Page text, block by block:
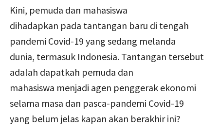
Kini, pemuda dan mahasiswa
dihadapkan pada tantangan baru di tengah
pandemi Covid-19 yang sedang melanda
dunia, termasuk Indonesia. Tantangan tersebut
adalah dapatkah pemuda dan
mahasiswa menjadi agen penggerak ekonomi
selama masa dan pasca-pandemi Covid-19
yang belum jelas kapan akan berakhir ini?